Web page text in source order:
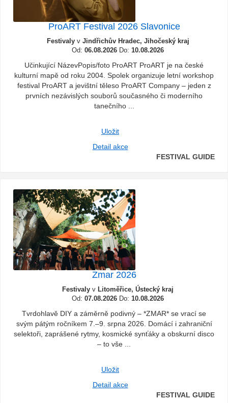
ProART Festival 2026 Slavonice
Festivalyv Jindřichův Hradec, Jihočeský kraj
Od: 06.08.2026 Do: 10.08.2026
Učinkující NázevPopis/foto ProART ProART je na české
kulturní mapě od roku 2004. Spolek organizuje letní workshop
festival ProART a jevištní těleso ProART Company – jeden z
prvních nezávislých souborů současného či moderního
tanečního ...
Uložit
Detail akce
FESTIVAL GUIDE
Zmar 2026
Festivaly v Litoměřice, Ústecký kraj
Od: 07.08.2026 Do: 10.08.2026
Tvrdohlavě DIY a záměrně podivný – *ZMAR* se vrací se
svým pátým ročníkem 7.–9. srpna 2026. Domácí i zahraniční
selektoři, zaprášené rytmy, kosmické synťáky a obskurní disco
– to vše ...
Uložit
Detail akce
FESTIVAL GUIDE